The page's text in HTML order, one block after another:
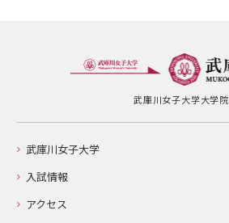
武庫川女子大学大学院
武庫川女子大学
入試情報
アクセス